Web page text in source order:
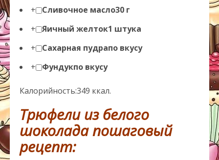
+
Сливочное масло30 г
+
Яичный желток1 штука
+
Сахарная пудрапо вкусу
+
Фундукпо вкусу
Калорийность:349 ккал.
Трюфели из белого
шоколада пошаговый
рецепт: